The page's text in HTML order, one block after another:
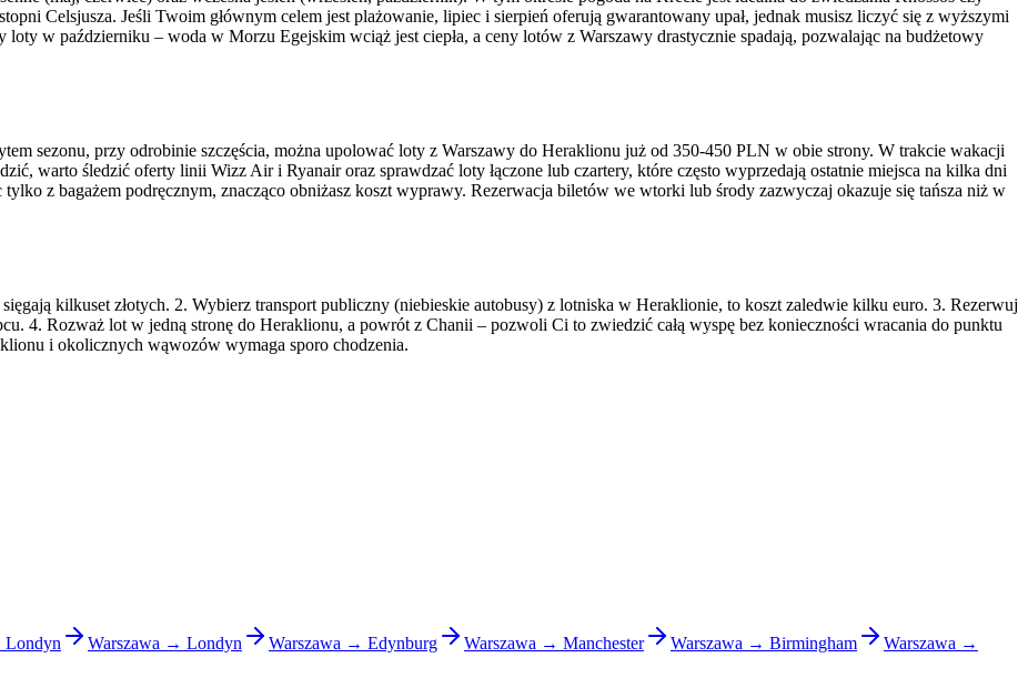
Celsjusza. Jeśli Twoim głównym celem jest plażowanie, lipiec i sierpień oferują gwarantowany upał, jednak musisz liczyć się z wyższymi
w październiku – woda w Morzu Egejskim wciąż jest ciepła, a ceny lotów z Warszawy drastycznie spadają, pozwalając na budżetowy
sezonu, przy odrobinie szczęścia, można upolować loty z Warszawy do Heraklionu już od 350-450 PLN w obie strony. W trakcie wakacji
warto śledzić oferty linii Wizz Air i Ryanair oraz sprawdzać loty łączone lub czartery, które często wyprzedają ostatnie miejsca na kilka dni
z bagażem podręcznym, znacząco obniżasz koszt wyprawy. Rezerwacja biletów we wtorki lub środy zazwyczaj okazuje się tańsza niż w
kilkuset złotych. 2. Wybierz transport publiczny (niebieskie autobusy) z lotniska w Heraklionie, to koszt zaledwie kilku euro. 3. Rezerwuj
4. Rozważ lot w jedną stronę do Heraklionu, a powrót z Chanii – pozwoli Ci to zwiedzić całą wyspę bez konieczności wracania do punktu
i okolicznych wąwozów wymaga sporo chodzenia.
Londyn Warszawa → Londyn Warszawa → Edynburg Warszawa → Manchester Warszawa → Birmingham
Warszawa →